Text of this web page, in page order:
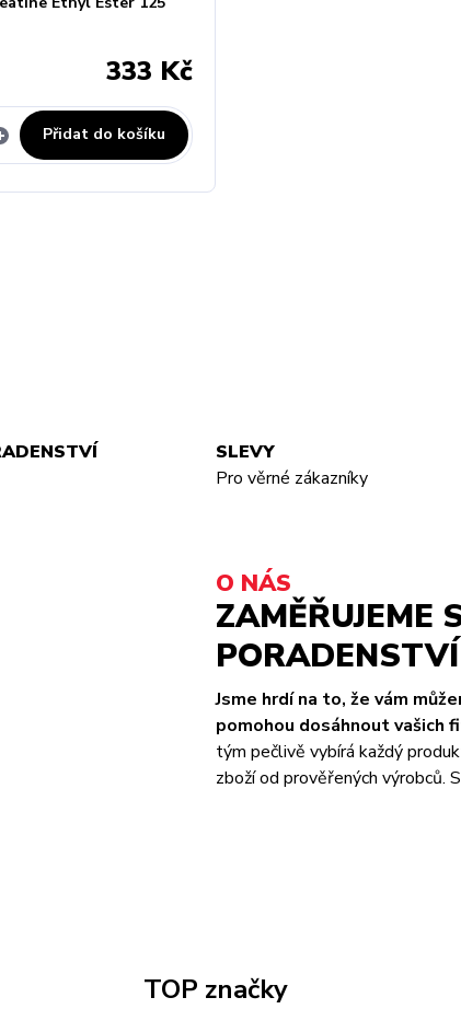
333 Kč
Přidat do košíku
SLEVY
Pro věrné zákazníky
O NÁS
ZAMĚŘUJEME
Jsme hrdí na to, že vám
pomohou dosáhnout vašich
tým pečlivě vybírá každý
zboží od prověřených výrobců.
TOP značky